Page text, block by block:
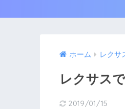
ホーム レクサ
レクサス
2019/01/15